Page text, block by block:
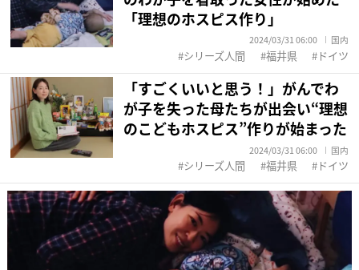
「理想のホスピス作り」
2024/03/31 06:00 国内
シリーズ人間 福井県 ドイツ
「すごくいいと思う！」がんでわ
が子を失った母たちが出会い“理想
のこどもホスピス”作りが始まった
2024/03/31 06:00 国内
シリーズ人間 福井県 ドイツ